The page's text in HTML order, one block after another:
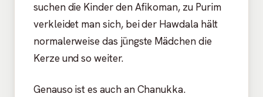
suchen die Kinder den Afikoman, zu Purim
verkleidet man sich, bei der Hawdala hält
normalerweise das jüngste Mädchen die
Kerze und so weiter.
Genauso ist es auch an Chanukka.